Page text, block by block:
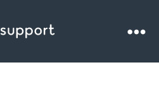
Websupport